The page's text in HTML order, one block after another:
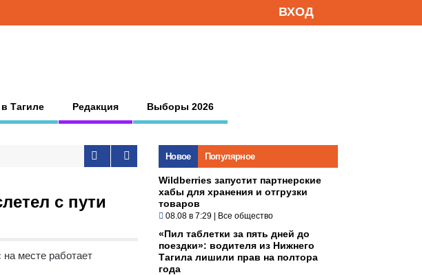
ВХОД
Тагиле Редакция Выборы 2026
с пути
месте работает
Новое Популярное
Wildberries запустит партнерские
хабы для хранения и отгрузки
товаров
08.08 в 7:29 | Все общество
«Пил таблетки за пять дней до
поездки»: водителя из Нижнего
Тагила лишили прав на полтора
года